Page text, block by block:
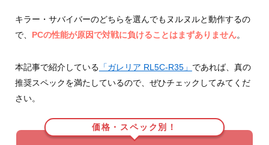
キラー・サバイバーのどちらを選んでもヌルヌルと動作するの
で、 PCの性能が原因で対戦に負けることはまずありません。
本記事で紹介している 「ガレリア RL5C-R35」 であれば、真の
推奨スペックを満たしているので、ぜひチェックしてみてくだ
さい。
価格・スペック別！